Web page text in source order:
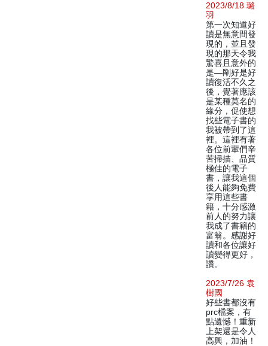
2023/8/18 璐
羽
第一次知道好
讀是無意間發
現的，並且發
現的那天令我
驚喜且意外的
是—剛好是好
讀復活不久之
後，覺著應該
是某種莫名的
緣分，促使想
找些電子書的
我被帶到了這
裡。這裡有著
各位前輩們辛
苦掃描、品質
極佳的電子
書，讓我這個
後人能夠免費
享用這些書
籍，十分感激
前人的努力讓
我成了書籍的
富翁。感謝好
讀和各位讓好
讀變得更好，
讚。
2023/7/26 袁
樹國
好些書都沒有
prc檔案，有
點遺憾！重新
上架還是令人
高興，加油！